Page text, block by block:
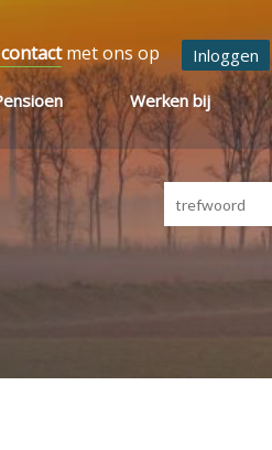
met ons op Inloggen
Werken bij